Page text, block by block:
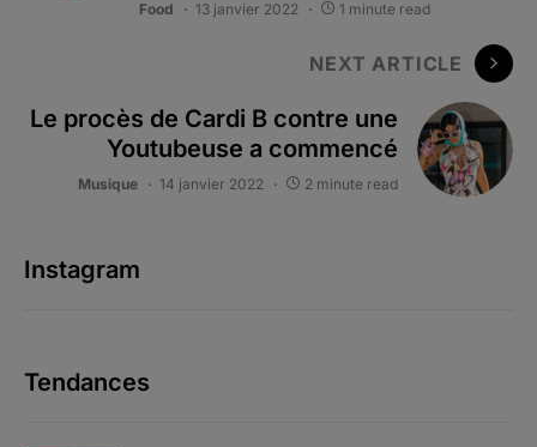
Food 13 janvier 2022 1 minute read
NEXT ARTICLE
Le procès de Cardi B contre une
Youtubeuse a commencé
Musique 14 janvier 2022 2 minute read
Instagram
Tendances